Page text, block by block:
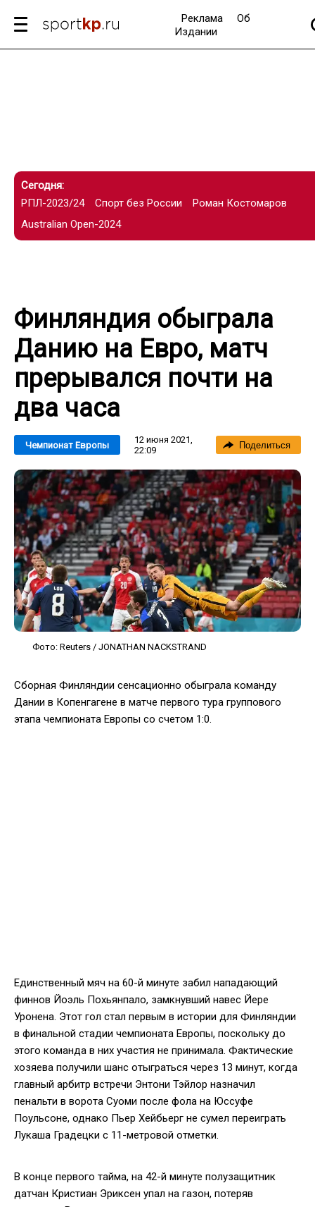
Реклама
Об
Издании
Сегодня:
РПЛ-2023/24
Спорт без России
Роман Костомаров
Australian Open-2024
Финляндия обыграла
Данию на Евро, матч
прерывался почти на
два часа
Чемпионат Европы
12 июня 2021,
22:09
Поделиться
Фото: Reuters / JONATHAN NACKSTRAND
Сборная Финляндии сенсационно обыграла команду
Дании в Копенгагене в матче первого тура группового
этапа чемпионата Европы со счетом 1:0.
Единственный мяч на 60-й минуте забил нападающий
финнов Йоэль Похьянпало, замкнувший навес Йере
Уронена. Этот гол стал первым в истории для Финляндии
в финальной стадии чемпионата Европы, поскольку до
этого команда в них участия не принимала. Фактические
хозяева получили шанс отыграться через 13 минут, когда
главный арбитр встречи Энтони Тэйлор назначил
пенальти в ворота Суоми после фола на Юссуфе
Поульсоне, однако Пьер Хейбьерг не сумел переиграть
Лукаша Градецки с 11-метровой отметки.
В конце первого тайма, на 42-й минуте полузащитник
датчан Кристиан Эриксен упал на газон, потеряв